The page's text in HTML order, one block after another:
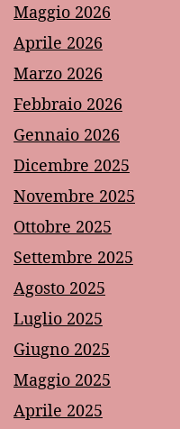
Maggio 2026
Aprile 2026
Marzo 2026
Febbraio 2026
Gennaio 2026
Dicembre 2025
Novembre 2025
Ottobre 2025
Settembre 2025
Agosto 2025
Luglio 2025
Giugno 2025
Maggio 2025
Aprile 2025